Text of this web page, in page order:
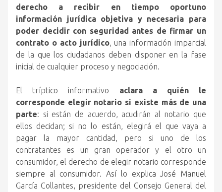
derecho a recibir en tiempo oportuno
información jurídica objetiva y necesaria para
poder decidir con seguridad antes de firmar un
contrato o acto jurídico, una información imparcial
de la que los ciudadanos deben disponer en la fase
inicial de cualquier proceso y negociación.
El tríptico informativo aclara a quién le
corresponde elegir notario si existe más de una
parte: si están de acuerdo, acudirán al notario que
ellos decidan; si no lo están, elegirá el que vaya a
pagar la mayor cantidad, pero si uno de los
contratantes es un gran operador y el otro un
consumidor, el derecho de elegir notario corresponde
siempre al consumidor. Así lo explica José Manuel
García Collantes, presidente del Consejo General del